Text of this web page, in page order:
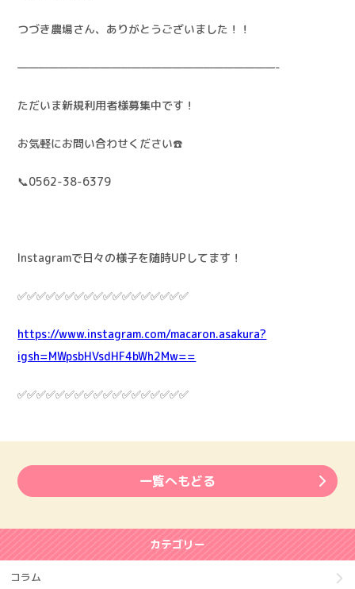
つづき農場さん、ありがとうございました！！
—————————————————————————-
ただいま新規利用者様募集中です！
お気軽にお問い合わせください☎️
📞0562-38-6379
Instagramで日々の様子を随時UPしてます！
✅✅✅✅✅✅✅✅✅✅✅✅✅✅✅✅✅✅
https://www.instagram.com/macaron.asakura?
igsh=MWpsbHVsdHF4bWh2Mw==
✅✅✅✅✅✅✅✅✅✅✅✅✅✅✅✅✅✅
一覧へもどる
カテゴリー
コラム